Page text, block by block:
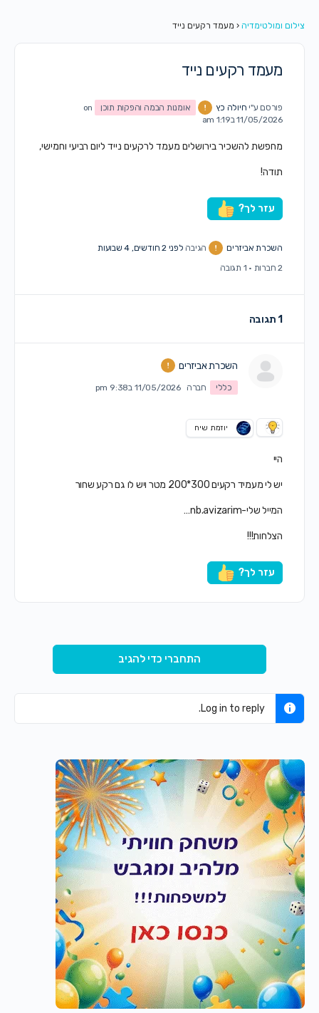
צילום ומולטימדיה ‹ מעמד רקעים נייד
מעמד רקעים נייד
פורסם ע"יחיולה כץ אומנות הבמה והפקות תוכן
on
11/05/2026 ב1:19 am
מחפשת להשכיר בירושלים מעמד לרקעים נייד ליום רביעי וחמישי,
תודה!
עזר לך?
השכרת אביזרים הגיבהלפני 2 חודשים, 4 שבועות
2 חברות
· 1 תגובה
השכרת אביזרים
כללי חברה 11/05/2026 ב9:38 pm
יוזמת שיח
היי
יש לי מעמיד רקעים 300*200 מטר ויש לו גם רקע שחור
המייל שלי-nb.avizarim…
הצלחות!!!
עזר לך?
התחברי כדי להגיב
Log in to reply.